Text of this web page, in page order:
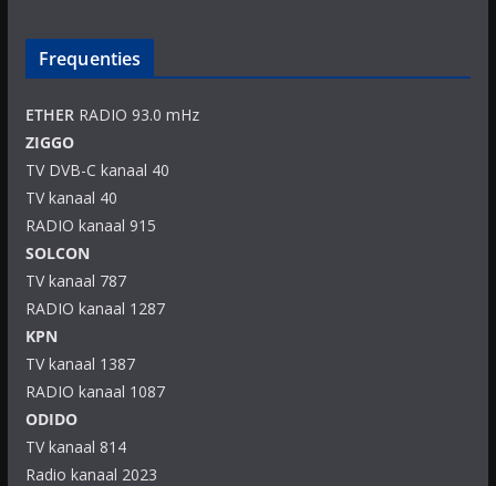
Frequenties
ETHERRADIO 93.0 mHz
ZIGGO
TV DVB-C kanaal 40
TV kanaal 40
RADIO kanaal 915
SOLCON
TV kanaal 787
RADIO kanaal 1287
KPN
TV kanaal 1387
RADIO kanaal 1087
ODIDO
TV kanaal 814
Radio kanaal 2023